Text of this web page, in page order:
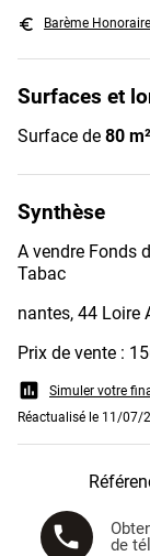
euro_symbol Barème
Surfaces et
Surface de 80 m²
Synthèse
A vendre Fonds
Tabac
nantes, 44 Loire
Prix de vente :
assessment
Simuler votre
Réactualisé le 11/07/
phone
de